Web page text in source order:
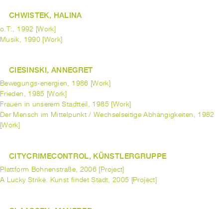
CHWISTEK, HALINA
o.T., 1992 [Work]
Musik, 1990 [Work]
CIESINSKI, ANNEGRET
Bewegungs-energien, 1986 [Work]
Frieden, 1985 [Work]
Frauen in unserem Stadtteil, 1985 [Work]
Der Mensch im Mittelpunkt / Wechselseitige Abhängigkeiten, 1982
[Work]
CITYCRIMECONTROL, KÜNSTLERGRUPPE
Plattform Bohnenstraße, 2006 [Project]
A Lucky Strike. Kunst findet Stadt, 2005 [Project]